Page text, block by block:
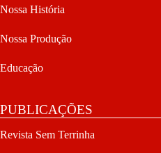
Nossa História
Nossa Produção
Educação
PUBLICAÇÕES
Revista Sem Terrinha